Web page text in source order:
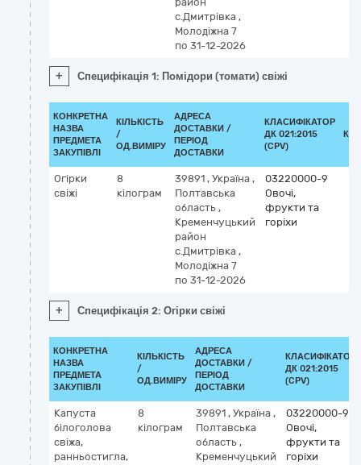
с.Дмитрівка ,
Молодіжна 7
по 31-12-2026
+ Специфікація 1: Помідори (томати) свіжі
КОНКРЕТНА
НАЗВА
ПРЕДМЕТА
ЗАКУПІВЛІ
КІЛЬКІСТЬ
/
ОД.ВИМІРУ
АДРЕСА
ДОСТАВКИ /
ПЕРІОД
ДОСТАВКИ
КЛАСИФІКАТОР
ДК 021:2015
(CPV)
Огірки
свіжі
8
кілограм
39891 , Україна ,
Полтавська
область ,
Кременчуцький
район
с.Дмитрівка ,
Молодіжна 7
по 31-12-2026
03220000-9
Овочі,
фрукти та
горіхи
+ Специфікація 2: Огірки свіжі
КОНКРЕТНА
НАЗВА
ПРЕДМЕТА
ЗАКУПІВЛІ
КІЛЬКІСТЬ
/
ОД.ВИМІРУ
АДРЕСА
ДОСТАВКИ /
ПЕРІОД
ДОСТАВКИ
КЛАСИФІКАТОР
ДК 021:2015
(CPV)
Капуста
білоголова
свіжа,
ранньостигла,
8
кілограм
39891 , Україна ,
Полтавська
область ,
Кременчуцький
03220000-9
Овочі,
фрукти та
горіхи